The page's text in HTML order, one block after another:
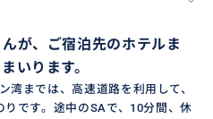
ず、ご自身の責任でお願
についての責任は負いかね
が、ご宿泊先のホテルま
いります。
湾までは、高速道路を利用して、
りです。途中のSAで、10分間、休